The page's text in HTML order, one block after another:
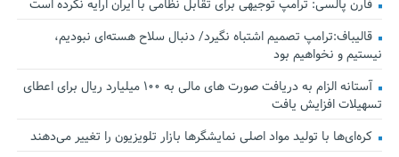
فارن پالسی: ترامپ توجیهی برای تقابل نظامی با ایران ارایه نکرده است
قالیباف:ترامپ تصمیم اشتباه نگیرد/ دنبال سلاح هسته‌ای نبودیم،
نیستیم و نخواهیم بود
آستانه الزام به دریافت صورت های مالی به ۱۰۰ میلیارد ریال برای اعطای
تسهیلات افزایش یافت
کره‌ای‌ها با تولید مواد اصلی نمایشگرها بازار تلویزیون را تغییر می‌دهند